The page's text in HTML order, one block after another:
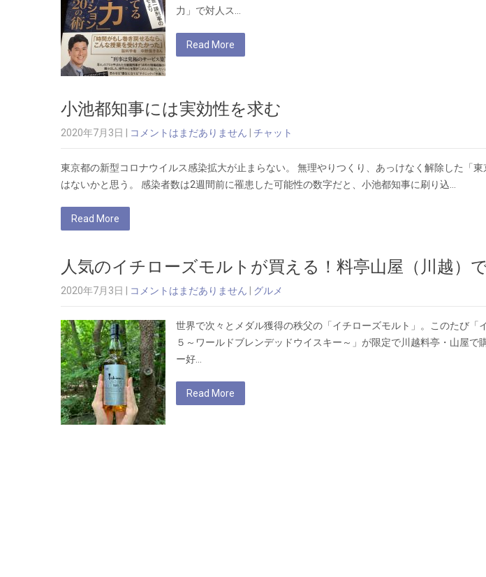
力」で対人ス…
Read More
小池都知事には実効性を求む
2020年7月3日 コメントはまだありません チャット
東京都の新型コロナウイルス感染拡大が止まらない。 無理やりつくり、あっけなく解除した「
はないかと思う。 感染者数は2週間前に罹患した可能性の数字だと、小池都知事に刷り込…
Read More
人気のイチローズモルトが買える！料亭山屋（川越）
2020年7月3日 コメントはまだありません グルメ
世界で次々とメダル獲得の秩父の「イチローズモルト」。このたび
５～ワールドブレンデッドウイスキー～」が限定で川越料亭・山屋で
ー好…
Read More